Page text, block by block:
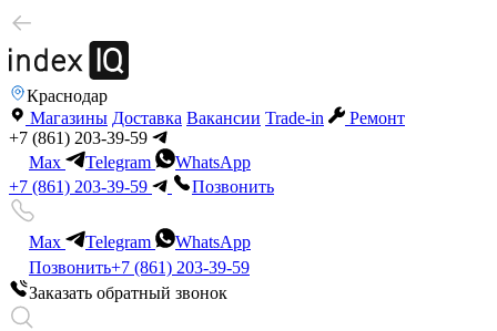
Краснодар
Магазины Доставка Вакансии Trade-in
Ремонт
+7 (861) 203-39-59
Max
Telegram
WhatsApp
+7 (861) 203-39-59
Позвонить
Max Telegram
WhatsApp
Позвонить+7 (861) 203-39-59
Заказать обратный звонок